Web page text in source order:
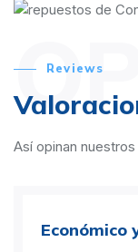
Reviews
Así opinan
Económico